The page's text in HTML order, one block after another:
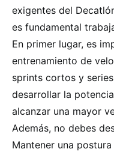
exigentes del
es fundamental
En primer lugar, es
entrenamiento de
sprints cortos y
desarrollar la
alcanzar una mayor
Además, no debes
Mantener una